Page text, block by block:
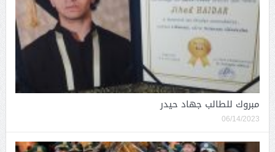
مبروك للطالب جهاد حيدر
06/14/2023